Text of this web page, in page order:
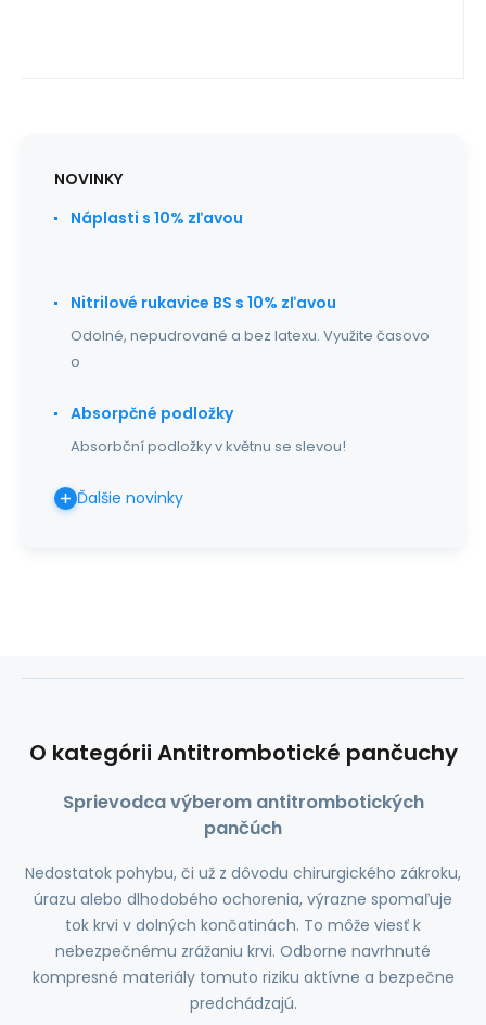
NOVINKY
Náplasti s 10% zľavou
Nitrilové rukavice BS s 10% zľavou
Odolné, nepudrované a bez latexu. Využite časovo
o
Absorpčné podložky
Absorbční podložky v květnu se slevou!
Ďalšie novinky
O kategórii Antitrombotické pančuchy
Sprievodca výberom antitrombotických
pančúch
Nedostatok pohybu, či už z dôvodu chirurgického zákroku,
úrazu alebo dlhodobého ochorenia, výrazne spomaľuje
tok krvi v dolných končatinách. To môže viesť k
nebezpečnému zrážaniu krvi. Odborne navrhnuté
kompresné materiály tomuto riziku aktívne a bezpečne
predchádzajú.